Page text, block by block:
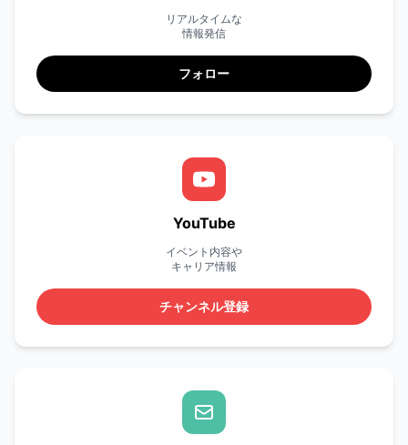
リアルタイムな
情報発信
フォロー
YouTube
イベント内容や
キャリア情報
チャンネル登録